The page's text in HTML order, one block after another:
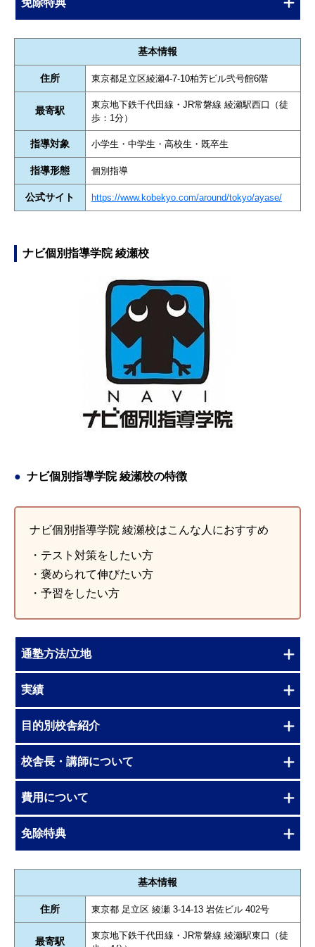
免除特典
基本情報
住所 東京都足立区綾瀬4-7-10柏芳ビル弐号館6階
最寄駅
東京地下鉄千代田線・JR常磐線 綾瀬駅西口（徒
歩：1分）
指導対象 小学生・中学生・高校生・既卒生
指導形態 個別指導
公式サイト https://www.kobekyo.com/around/tokyo/ayase/
ナビ個別指導学院 綾瀬校
ナビ個別指導学院 綾瀬校の特徴
ナビ個別指導学院 綾瀬校はこんな人におすすめ
・テスト対策をしたい方
・褒められて伸びたい方
・予習をしたい方
通塾方法/立地
実績
目的別校舎紹介
校舎長・講師について
費用について
免除特典
基本情報
住所 東京都 足立区 綾瀬 3-14-13 岩佐ビル 402号
最寄駅
東京地下鉄千代田線・JR常磐線 綾瀬駅東口（徒